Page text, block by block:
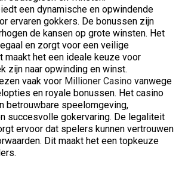
een dynamische en opwindende
ervaren gokkers. De bonussen zijn
de kansen op grote winsten. Het
en zorgt voor een veilige
maakt het een ideale keuze voor
zijn naar opwinding en winst.
vaak voor Millioner Casino vanwege
en royale bonussen. Het casino
betrouwbare speelomgeving,
succesvolle gokervaring. De legaliteit
ervoor dat spelers kunnen vertrouwen
Dit maakt het een topkeuze